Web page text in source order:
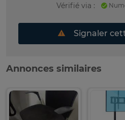
Vérifié via :
Signaler
Annonces similaires